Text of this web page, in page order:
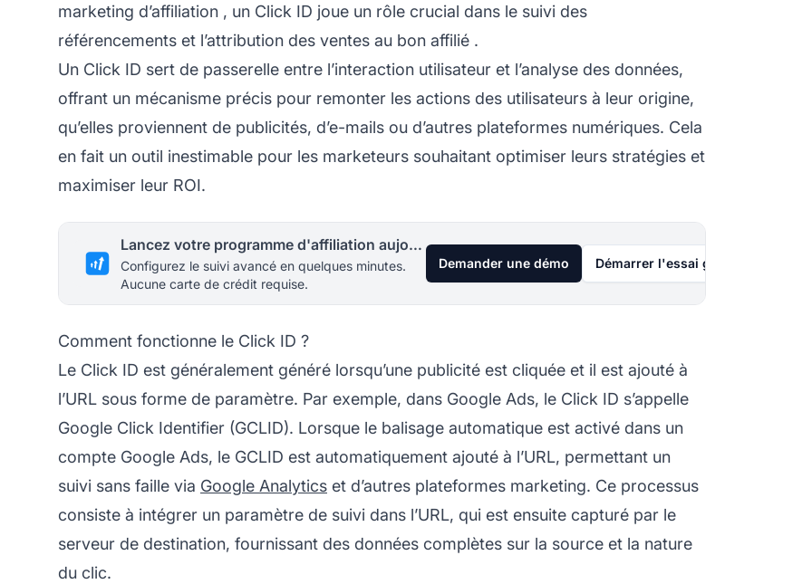
marketing d’affiliation , un Click ID joue un rôle crucial dans le suivi des
référencements et l’attribution des ventes au bon affilié .
Un Click ID sert de passerelle entre l’interaction utilisateur et l’analyse des données,
offrant un mécanisme précis pour remonter les actions des utilisateurs à leur origine,
qu’elles proviennent de publicités, d’e-mails ou d’autres plateformes numériques. Cela
en fait un outil inestimable pour les marketeurs souhaitant optimiser leurs stratégies et
maximiser leur ROI.
Lancez votre programme d'affiliation aujourd'hui
Configurez le suivi avancé en quelques minutes.
Aucune carte de crédit requise.
Demander une démo Démarrer l'essai gratuit de 30
Comment fonctionne le Click ID ?
Le Click ID est généralement généré lorsqu’une publicité est cliquée et il est ajouté à
l’URL sous forme de paramètre. Par exemple, dans Google Ads, le Click ID s’appelle
Google Click Identifier (GCLID). Lorsque le balisage automatique est activé dans un
compte Google Ads, le GCLID est automatiquement ajouté à l’URL, permettant un
suivi sans faille via Google Analytics et d’autres plateformes marketing. Ce processus
consiste à intégrer un paramètre de suivi dans l’URL, qui est ensuite capturé par le
serveur de destination, fournissant des données complètes sur la source et la nature
du clic.